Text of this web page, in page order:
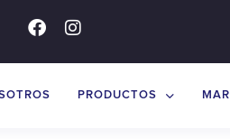
PRODUCTOS